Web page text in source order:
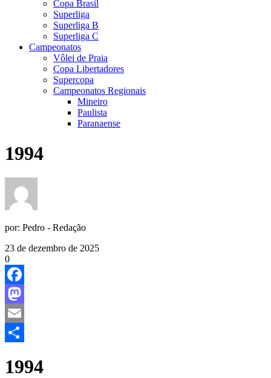
Copa Brasil
Superliga
Superliga B
Superliga C
Campeonatos
Vôlei de Praia
Copa Libertadores
Supercopa
Campeonatos Regionais
Mineiro
Paulista
Paranaense
1994
por: Pedro - Redação
23 de dezembro de 2025
0
Facebook
Mastodon
Email
1994